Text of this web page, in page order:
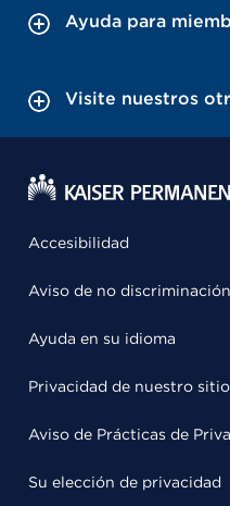
Ayuda para
Visite nuestros
Accesibilidad
Aviso de no discriminación
Ayuda en su idioma
Privacidad de nuestro
Aviso de Prácticas de
Su elección de privacidad